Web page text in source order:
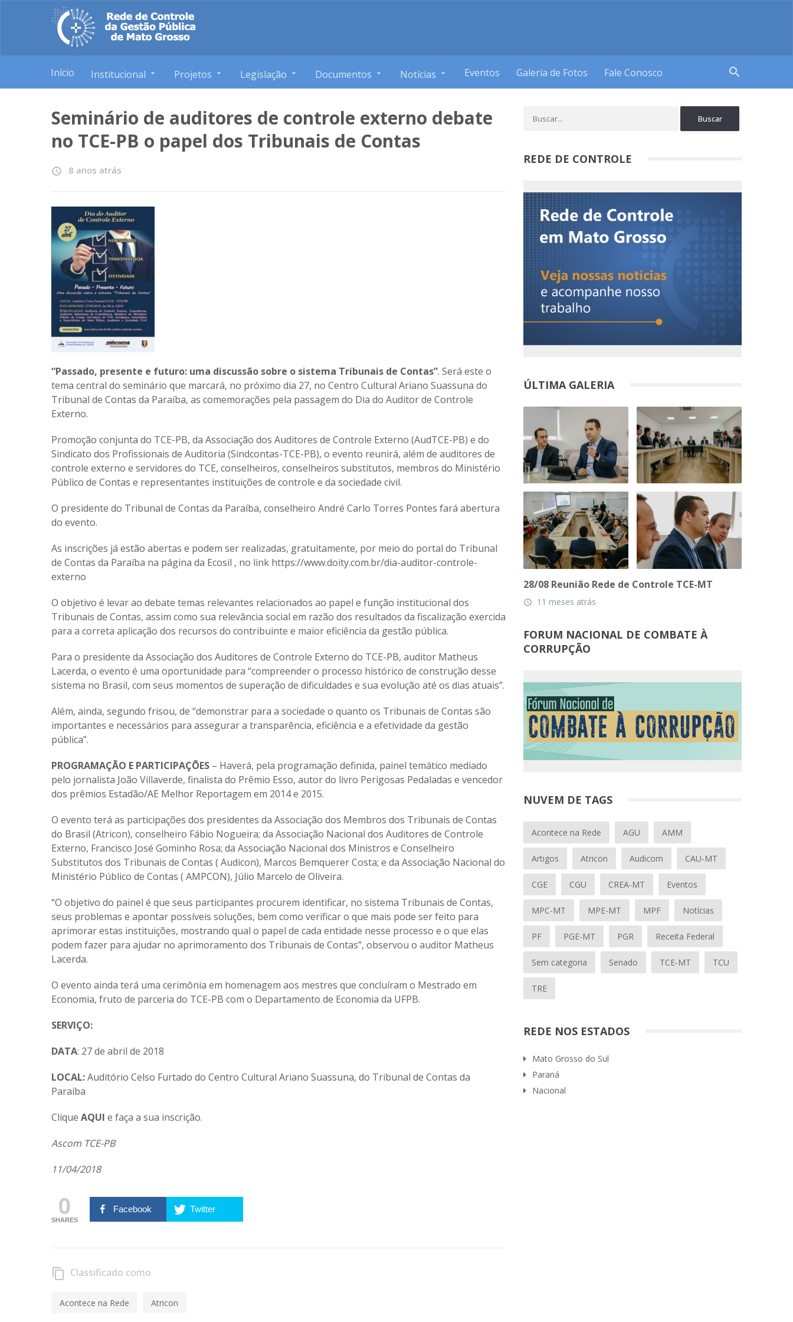
Início Institucional Projetos Legislação Documentos Notícias Eventos Galeria de Fotos Fale Conosco search
Seminário de auditores de controle externo debate
no TCE-PB o papel dos Tribunais de Contas
access_time 8 anos atrás
“Passado, presente e futuro: uma discussão sobre o sistema Tribunais de Contas”. Será este o
tema central do seminário que marcará, no próximo dia 27, no Centro Cultural Ariano Suassuna do
Tribunal de Contas da Paraíba, as comemorações pela passagem do Dia do Auditor de Controle
Externo.
Promoção conjunta do TCE-PB, da Associação dos Auditores de Controle Externo (AudTCE-PB) e do
Sindicato dos Profissionais de Auditoria (Sindcontas-TCE-PB), o evento reunirá, além de auditores de
controle externo e servidores do TCE, conselheiros, conselheiros substitutos, membros do Ministério
Público de Contas e representantes instituições de controle e da sociedade civil.
O presidente do Tribunal de Contas da Paraíba, conselheiro André Carlo Torres Pontes fará abertura
do evento.
As inscrições já estão abertas e podem ser realizadas, gratuitamente, por meio do portal do Tribunal
de Contas da Paraíba na página da Ecosil , no link https://www.doity.com.br/dia-auditor-controle-
externo
O objetivo é levar ao debate temas relevantes relacionados ao papel e função institucional dos
Tribunais de Contas, assim como sua relevância social em razão dos resultados da fiscalização exercida
para a correta aplicação dos recursos do contribuinte e maior eficiência da gestão pública.
Para o presidente da Associação dos Auditores de Controle Externo do TCE-PB, auditor Matheus
Lacerda, o evento é uma oportunidade para “compreender o processo histórico de construção desse
sistema no Brasil, com seus momentos de superação de dificuldades e sua evolução até os dias atuais”.
Além, ainda, segundo frisou, de “demonstrar para a sociedade o quanto os Tribunais de Contas são
importantes e necessários para assegurar a transparência, eficiência e a efetividade da gestão
pública”.
PROGRAMAÇÃO E PARTICIPAÇÕES – Haverá, pela programação definida, painel temático mediado
pelo jornalista João Villaverde, finalista do Prêmio Esso, autor do livro Perigosas Pedaladas e vencedor
dos prêmios Estadão/AE Melhor Reportagem em 2014 e 2015.
O evento terá as participações dos presidentes da Associação dos Membros dos Tribunais de Contas
do Brasil (Atricon), conselheiro Fábio Nogueira; da Associação Nacional dos Auditores de Controle
Externo, Francisco José Gominho Rosa; da Associação Nacional dos Ministros e Conselheiro
Substitutos dos Tribunais de Contas ( Audicon), Marcos Bemquerer Costa; e da Associação Nacional do
Ministério Público de Contas ( AMPCON), Júlio Marcelo de Oliveira.
“O objetivo do painel é que seus participantes procurem identificar, no sistema Tribunais de Contas,
seus problemas e apontar possíveis soluções, bem como verificar o que mais pode ser feito para
aprimorar estas instituições, mostrando qual o papel de cada entidade nesse processo e o que elas
podem fazer para ajudar no aprimoramento dos Tribunais de Contas”, observou o auditor Matheus
Lacerda.
O evento ainda terá uma cerimônia em homenagem aos mestres que concluíram o Mestrado em
Economia, fruto de parceria do TCE-PB com o Departamento de Economia da UFPB.
SERVIÇO:
DATA: 27 de abril de 2018
LOCAL:Auditório Celso Furtado do Centro Cultural Ariano Suassuna, do Tribunal de Contas da
Paraíba
Clique AQUI e faça a sua inscrição.
Ascom TCE-PB
11/04/2018
0
SHARES
Facebook Twitter
content_copy Classificado como
Acontece na Rede Atricon
REDE DE CONTROLE
ÚLTIMA GALERIA
28/08 Reunião Rede de Controle TCE-MT
access_time 11 meses atrás
FORUM NACIONAL DE COMBATE À
CORRUPÇÃO
NUVEM DE TAGS
Acontece na Rede AGU AMM
Artigos Atricon Audicom CAU-MT
CGE CGU CREA-MT Eventos
MPC-MT MPE-MT MPF Notícias
PF PGE-MT PGR Receita Federal
Sem categoria Senado TCE-MT TCU
TRE
REDE NOS ESTADOS
Mato Grosso do Sul
Paraná
Nacional